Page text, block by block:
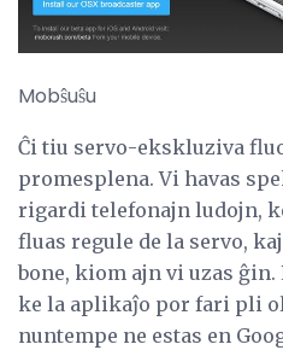
Mobŝuŝu
Ĉi tiu servo-ekskluziva
promesplena. Vi havas
rigardi telefonajn ludojn,
fluas regule de la servo,
bone, kiom ajn vi uzas ĝin.
ke la aplikaĵo por fari pli
nuntempe ne estas en